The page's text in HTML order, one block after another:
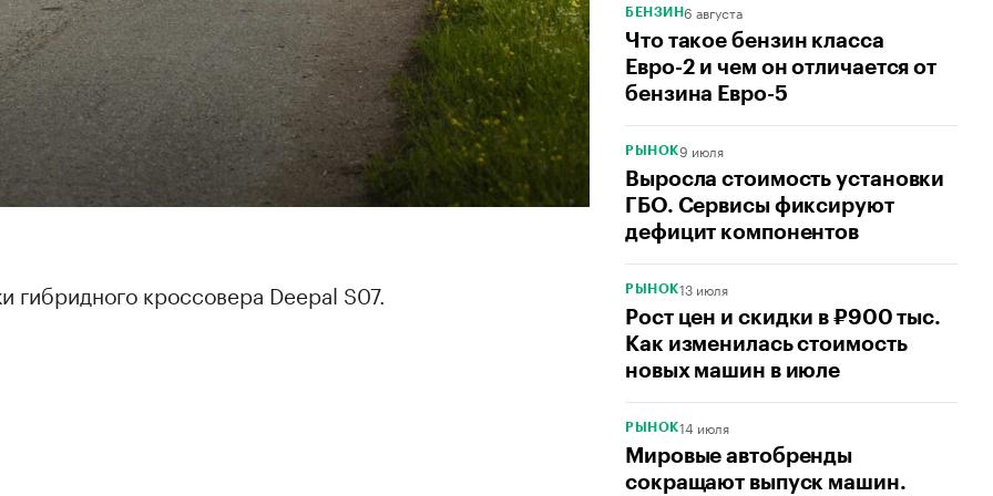
БЕНЗИН6 августа
Что такое бензин класса
Евро-2 и чем он отличается от
бензина Евро-5
РЫНОК9 июля
Выросла стоимость установки
ГБО. Сервисы фиксируют
дефицит компонентов
РЫНОК13 июля
Рост цен и скидки в ₽900 тыс.
Как изменилась стоимость
новых машин в июле
РЫНОК14 июля
Мировые автобренды
сокращают выпуск машин.
гибридного кроссовера Deepal S07.